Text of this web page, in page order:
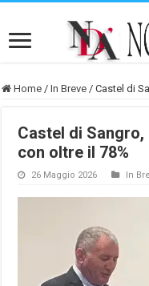
Home / In Breve / Castel di
Castel di
con oltre il 78%
26 Maggio 2026 In